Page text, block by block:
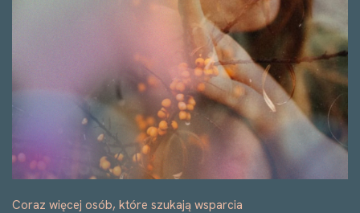
Coraz więcej osób, które szukają wsparcia
psychoterapeutycznego, słyszy dziś o pojęciu takim
jak psychoterapia przez ciało. Niekiedy występuje też pod
nazwą terapia przez ciało, psychoterapia
somatyczna albo body psychotherapy. Jeśli…
Dowiedz się